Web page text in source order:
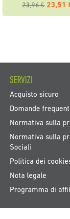
23,96 € 23,51
SERVIZI
Acquisto sicuro
Domande
Normativa sulla
Normativa sulla
Sociali
Politica dei
Nota legale
Programma di